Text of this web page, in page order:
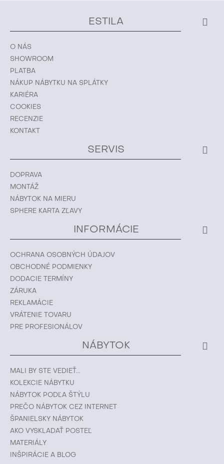
ESTILA
O NÁS
SHOWROOM
PLATBA
NÁKUP NÁBYTKU NA SPLÁTKY
KARIÉRA
COOKIES
RECENZIE
KONTAKT
SERVIS
DOPRAVA
MONTÁŽ
NÁBYTOK NA MIERU
SPHERE KARTA ZĽAVY
INFORMÁCIE
OCHRANA OSOBNÝCH ÚDAJOV
OBCHODNÉ PODMIENKY
DODACIE TERMÍNY
ZÁRUKA
REKLAMÁCIE
VRÁTENIE TOVARU
PRE PROFESIONÁLOV
NÁBYTOK
MALI BY STE VEDIEŤ...
KOLEKCIE NÁBYTKU
NÁBYTOK PODĽA ŠTÝLU
PREČO NÁBYTOK CEZ INTERNET
ŠPANIELSKY NÁBYTOK
AKO VYSKLADAŤ POSTEĽ
MATERIÁLY
INŠPIRÁCIE A BLOG